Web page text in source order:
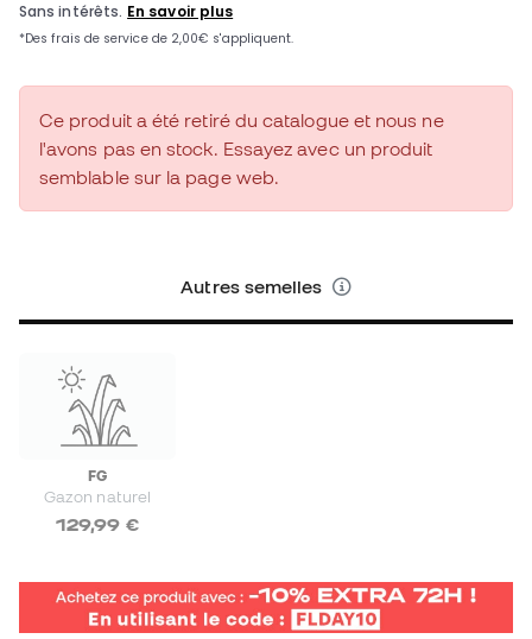
Ce produit a été retiré du catalogue et nous ne
l'avons pas en stock. Essayez avec un produit
semblable sur la page web.
Autres semelles
FG
Gazon naturel
129,99 €